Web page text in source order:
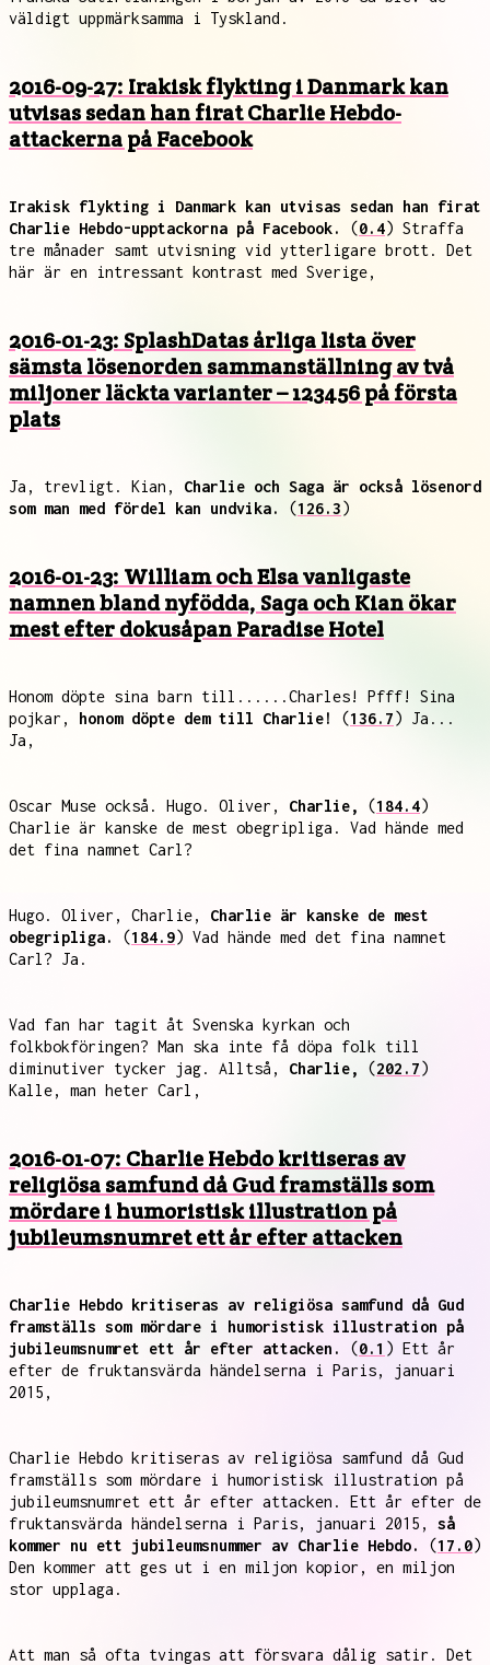
väldigt uppmärksamma i Tyskland.
2016-09-27: Irakisk flykting i Danmark kan
utvisas sedan han firat Charlie Hebdo-
attackerna på Facebook
Irakisk flykting i Danmark kan utvisas sedan han firat
Charlie Hebdo-upptackorna på Facebook.
(0.4) Straffa
tre månader samt utvisning vid ytterligare brott. Det
här är en intressant kontrast med Sverige,
2016-01-23: SplashDatas årliga lista över
sämsta lösenorden sammanställning av två
miljoner läckta varianter – 123456 på första
plats
Ja, trevligt. Kian, Charlie och Saga är också lösenord
som man med fördel kan undvika.
(126.3)
2016-01-23: William och Elsa vanligaste
namnen bland nyfödda, Saga och Kian ökar
mest efter dokusåpan Paradise Hotel
Honom döpte sina barn till......Charles! Pfff! Sina
pojkar, honom döpte dem till Charlie! (136.7) Ja...
Ja,
Oscar Muse också. Hugo. Oliver, Charlie, (184.4)
Charlie är kanske de mest obegripliga. Vad hände med
det fina namnet Carl?
Hugo. Oliver, Charlie, Charlie är kanske de mest
obegripliga.
(184.9) Vad hände med det fina namnet
Carl? Ja.
Vad fan har tagit åt Svenska kyrkan och
folkbokföringen? Man ska inte få döpa folk till
diminutiver tycker jag. Alltså, Charlie, (202.7)
Kalle, man heter Carl,
2016-01-07: Charlie Hebdo kritiseras av
religiösa samfund då Gud framställs som
mördare i humoristisk illustration på
jubileumsnumret ett år efter attacken
Charlie Hebdo kritiseras av religiösa samfund då Gud
framställs som mördare i humoristisk illustration på
jubileumsnumret ett år efter attacken.
(0.1 ) Ett år
efter de fruktansvärda händelserna i Paris, januari
2015,
Charlie Hebdo kritiseras av religiösa samfund då Gud
framställs som mördare i humoristisk illustration på
jubileumsnumret ett år efter attacken. Ett år efter de
fruktansvärda händelserna i Paris, januari 2015, så
kommer nu ett jubileumsnummer av Charlie Hebdo.
(17.0)
Den kommer att ges ut i en miljon kopior, en miljon
stor upplaga.
Att man så ofta tvingas att försvara dålig satir. Det